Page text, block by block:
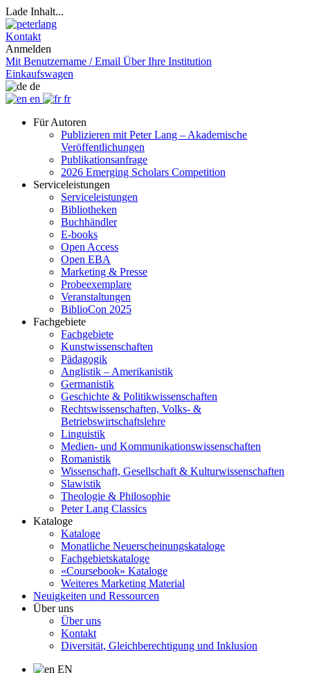
Lade Inhalt...
Kontakt
Anmelden
Mit Benutzername / Email Über Ihre Institution
Einkaufswagen
de
en
fr
Für Autoren
Publizieren mit Peter Lang – Akademische
Veröffentlichungen
Publikationsanfrage
2026 Emerging Scholars Competition
Serviceleistungen
Serviceleistungen
Bibliotheken
Buchhändler
E-books
Open Access
Open EBA
Marketing & Presse
Probeexemplare
Veranstaltungen
BiblioCon 2025
Fachgebiete
Fachgebiete
Kunstwissenschaften
Pädagogik
Anglistik – Amerikanistik
Germanistik
Geschichte & Politikwissenschaften
Rechtswissenschaften, Volks- &
Betriebswirtschaftslehre
Linguistik
Medien- und Kommunikationswissenschaften
Romanistik
Wissenschaft, Gesellschaft & Kulturwissenschaften
Slawistik
Theologie & Philosophie
Peter Lang Classics
Kataloge
Kataloge
Monatliche Neuerscheinungskataloge
Fachgebietskataloge
«Coursebook» Kataloge
Weiteres Marketing Material
Neuigkeiten und Ressourcen
Über uns
Über uns
Kontakt
Diversität, Gleichberechtigung und Inklusion
EN